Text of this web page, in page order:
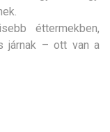
éttermekben,
járnak – ott van a